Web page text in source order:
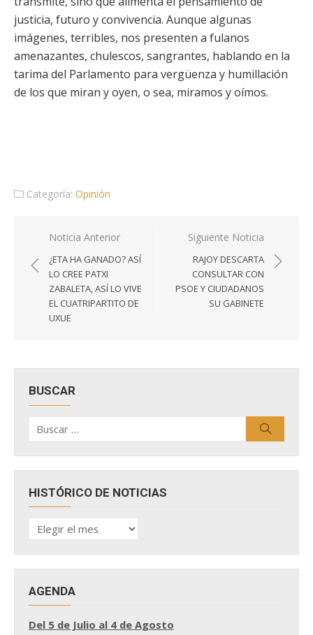
justicia, futuro y convivencia. Aunque algunas
imágenes, terribles, nos presenten a fulanos
amenazantes, chulescos, sangrantes, hablando en la
tarima del Parlamento para vergüenza y humillación
de los que miran y oyen, o sea, miramos y oímos.
Categoría: Opinión
Navegación
de
entradas
Noticia Anterior
¿ETA HA GANADO? ASÍ
LO CREE PATXI
ZABALETA, ASÍ LO VIVE
EL CUATRIPARTITO DE
UXUE
Siguiente Noticia
RAJOY DESCARTA
CONSULTAR CON
PSOE Y CIUDADANOS
SU GABINETE
BUSCAR
por:
HISTÓRICO DE NOTICIAS
HISTÓRICO
DE
AGENDA
Del 5 de Julio al 4 de Agosto